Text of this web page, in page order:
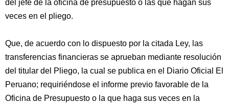
del jefe de la oficina de presupuesto o las que hagan sus
veces en el pliego.
Que, de acuerdo con lo dispuesto por la citada Ley, las
transferencias financieras se aprueban mediante resolución
del titular del Pliego, la cual se publica en el Diario Oficial El
Peruano; requiriéndose el informe previo favorable de la
Oficina de Presupuesto o la que haga sus veces en la